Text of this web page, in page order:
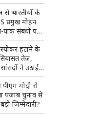
से भारतीयों के
प्रमुख मोहन
पाक संबंधों पर
हटाने के
तेज,
ने उठाई
से मिले
पीएम मोदी से
पंजाब चुनाव से
जिम्मेदारी?